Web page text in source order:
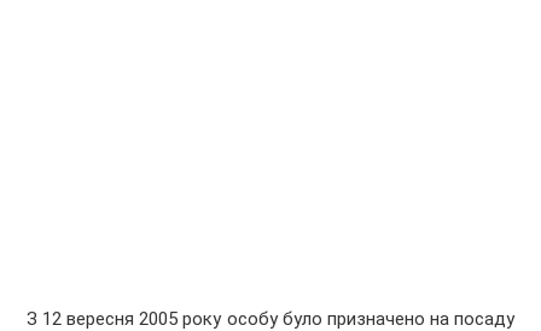
З 12 вересня 2005 року особу було призначено на посаду